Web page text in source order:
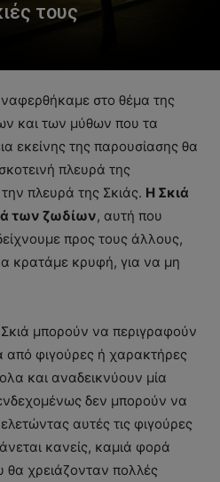
τους
στο θέμα της
και των μύθων που τα
εκείνης της παρουσίασης θα
πλευρά της
πλευρά της Σκιάς. Η Σκιά
των ζωδίων, αυτή που
προς τους άλλους,
κρατάμε κρυφή, για να μη
μπορούν να περιγραφούν
από φιγούρες ή χαρακτήρες
και αναδεικνύουν μία
δεν μπορούν να
αυτές τις φιγούρες
κανείς, καμιά φορά
θα χρειάζονταν πολλές